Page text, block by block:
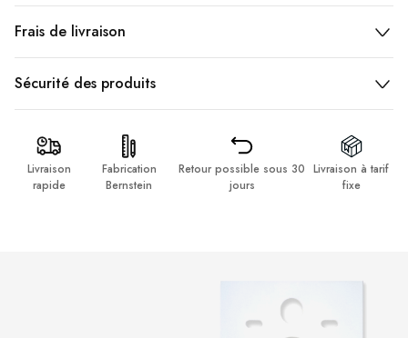
Frais de livraison
Sécurité des produits
Livraison
rapide
Fabrication
Bernstein
Retour possible sous 30
jours
Livraison à tarif
fixe